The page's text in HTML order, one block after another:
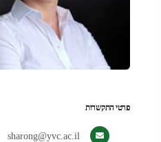
פרטי התקשרות
sharong@yvc.ac.il